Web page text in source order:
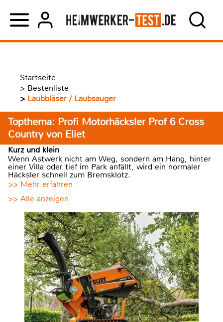
Startseite
> Bestenliste
> Laubbläser / Laubsauger
Topthema: Profi Motorhäcksler Prof 6 Cross
Country von Eliet
Kurz und klein
Wenn Astwerk nicht am Weg, sondern am Hang, hinter
einer Villa oder tief im Park anfällt, wird ein normaler
Häcksler schnell zum Bremsklotz.
>> Mehr erfahren
>> Alle anzeigen